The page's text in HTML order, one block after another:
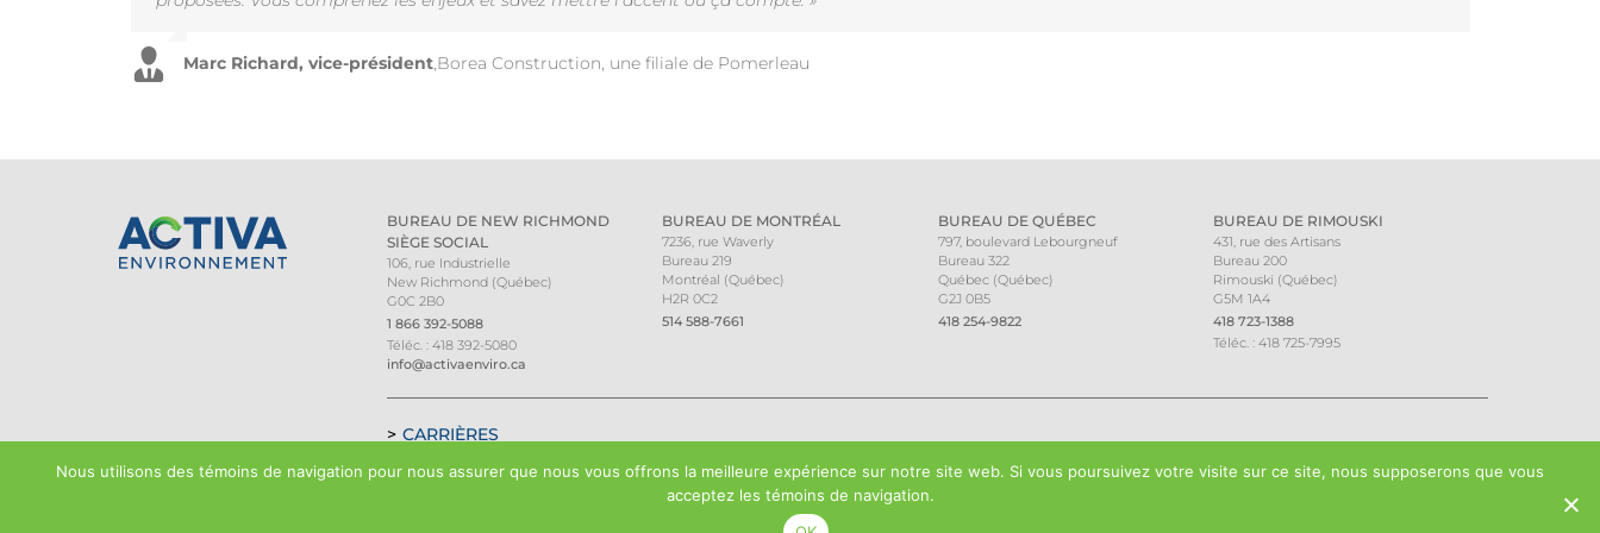
Marc Richard, vice-président,Borea Construction, une filiale de Pomerleau
Jacques Beaupré, directeur général,Carrières Rive-Sud
Pierre Beauchamp, gérant de projet,Construction Énergie Renouvelable
Claude Vachon, directeur des opérations,Ressources minérales Pélican
BUREAU DE NEW RICHMOND
SIÈGE SOCIAL
106, rue Industrielle
New Richmond (Québec)
G0C 2B0
1 866 392-5088
Téléc. : 418 392-5080
info@activaenviro.ca
BUREAU DE MONTRÉAL
7236, rue Waverly
Bureau 219
Montréal (Québec)
H2R 0C2
514 588-7661
BUREAU DE QUÉBEC
797, boulevard Lebourgneuf
Bureau 322
Québec (Québec)
G2J 0B5
418 254-9822
BUREAU DE RIMOUSKI
431, rue des Artisans
Bureau 200
Rimouski (Québec)
G5M 1A4
418 723-1388
Téléc. : 418 725-7995
CARRIÈRES
Nous utilisons des témoins de navigation pour nous assurer que nous vous offrons la meilleure expérience sur notre site web. Si vous poursuivez votre visite sur ce site, nous supposerons que vous
acceptez les témoins de navigation.